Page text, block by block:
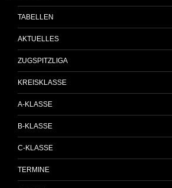
TABELLEN
AKTUELLES
ZUGSPITZLIGA
KREISKLASSE
A-KLASSE
B-KLASSE
C-KLASSE
TERMINE